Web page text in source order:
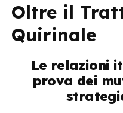
Oltre il
Quirinale
Le relazioni
prova dei